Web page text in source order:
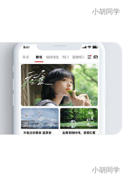
小胡同学
小胡同学